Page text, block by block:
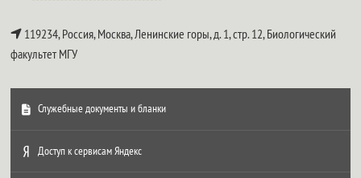
119234, Россия, Москва, Ленинские горы, д. 1, стр. 12,Биологический
факультет МГУ
Служебные документы и бланки
Доступ к сервисам Яндекс